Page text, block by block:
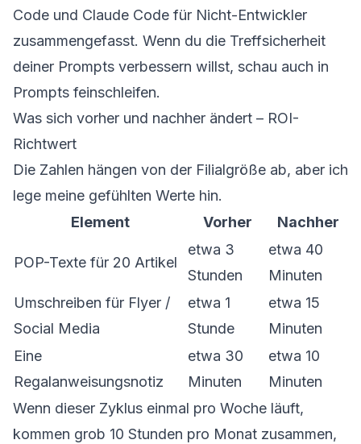
Code und Claude Code für Nicht-Entwickler
zusammengefasst. Wenn du die Treffsicherheit
deiner Prompts verbessern willst, schau auch in
Prompts feinschleifen.
Was sich vorher und nachher ändert – ROI-
Richtwert
Die Zahlen hängen von der Filialgröße ab, aber ich
lege meine gefühlten Werte hin.
Element
Vorher Nachher
POP-Texte für 20 Artikel
etwa 3
Stunden
etwa 40
Minuten
Umschreiben für Flyer /
Social Media
etwa 1
Stunde
etwa 15
Minuten
Eine
Regalanweisungsnotiz
etwa 30
Minuten
etwa 10
Minuten
Wenn dieser Zyklus einmal pro Woche läuft,
kommen grob 10 Stunden pro Monat zusammen,